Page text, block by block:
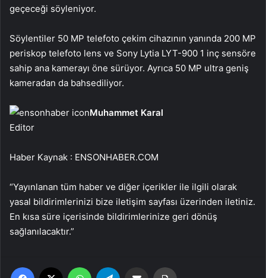
geçeceği söyleniyor.
Söylentiler 50 MP telefoto çekim cihazının yanında 200 MP
periskop telefoto lens ve Sony Lytia LYT-900 1 inç sensöre
sahip ana kamerayı öne sürüyor. Ayrıca 50 MP ultra geniş
kameradan da bahsediliyor.
Muhammet Karal
Editor
Haber Kaynak : ENSONHABER.COM
“Yayınlanan tüm haber ve diğer içerikler ile ilgili olarak
yasal bildirimlerinizi bize iletişim sayfası üzerinden iletiniz.
En kısa süre içerisinde bildirimlerinize geri dönüş
sağlanılacaktır.”
Facebook WhatsApp Email'den paylaş